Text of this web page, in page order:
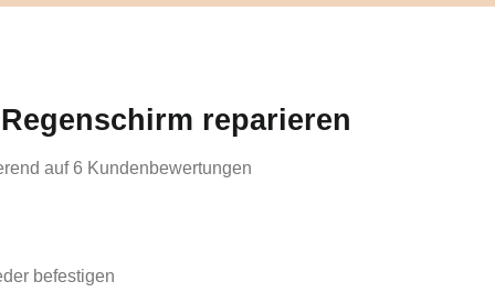
reparieren
auf6 Kundenbewertungen
befestigen